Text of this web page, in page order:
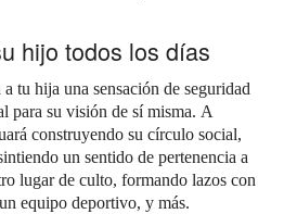
hijo todos los días
tu hija una sensación de seguridad
para su visión de sí misma. A
construyendo su círculo social,
un sentido de pertenencia a
lugar de culto, formando lazos con
equipo deportivo, y más.